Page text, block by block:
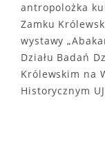
antropolożka
Zamku
wystawy
Działu Badań
Królewskim na
Historycznym